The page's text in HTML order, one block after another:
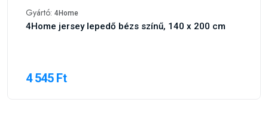
Gyártó: 4Home
4Home jersey lepedő bézs színű, 140 x 200 cm
4 545 Ft